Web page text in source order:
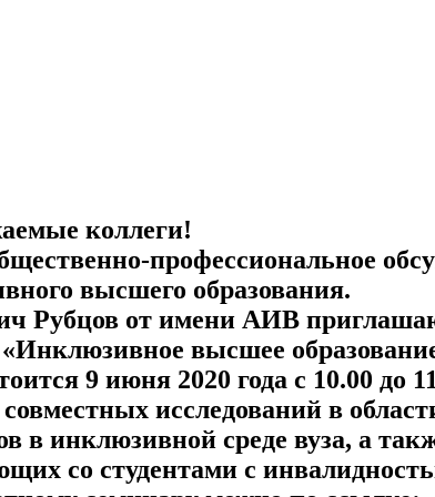
коллеги!
профессиональное
высшего образования.
Рубцов от имени АИВ
высшее
9 июня 2020 года с 10.00 до
исследований в
в инклюзивной среде вуза, а
со студентами с